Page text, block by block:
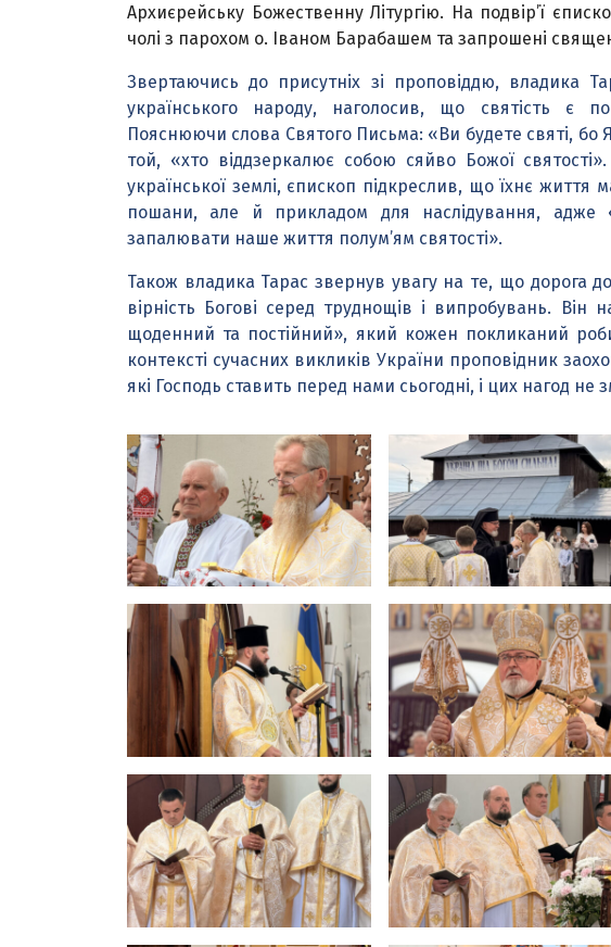
Архиєрейську Божественну Літургію. На подвір’ї
чолі з парохом о. Іваном Барабашем та запрошені
Звертаючись до присутніх зі проповіддю, владика
українського народу, наголосив, що святість є
Пояснюючи слова Святого Письма: «Ви будете святі, бо
той, «хто віддзеркалює собою сяйво Божої
української землі, єпископ підкреслив, що їхнє
пошани, але й прикладом для наслідування, адже
запалювати наше життя полум’ям святості».
Також владика Тарас звернув увагу на те, що дорога
вірність Богові серед труднощів і випробувань. Він
щоденний та постійний», який кожен покликаний
контексті сучасних викликів України проповідник
які Господь ставить перед нами сьогодні, і цих нагод не